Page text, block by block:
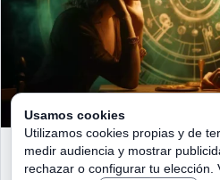
¿QUIÉNES GUARDAN
SECRETOS?: LOS
Usamos cookies
Utilizamos cookies propias y de
medir audiencia y mostrar
rechazar o configurar tu elección.